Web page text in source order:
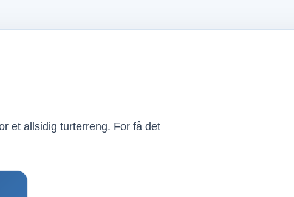
et allsidig turterreng. For få det